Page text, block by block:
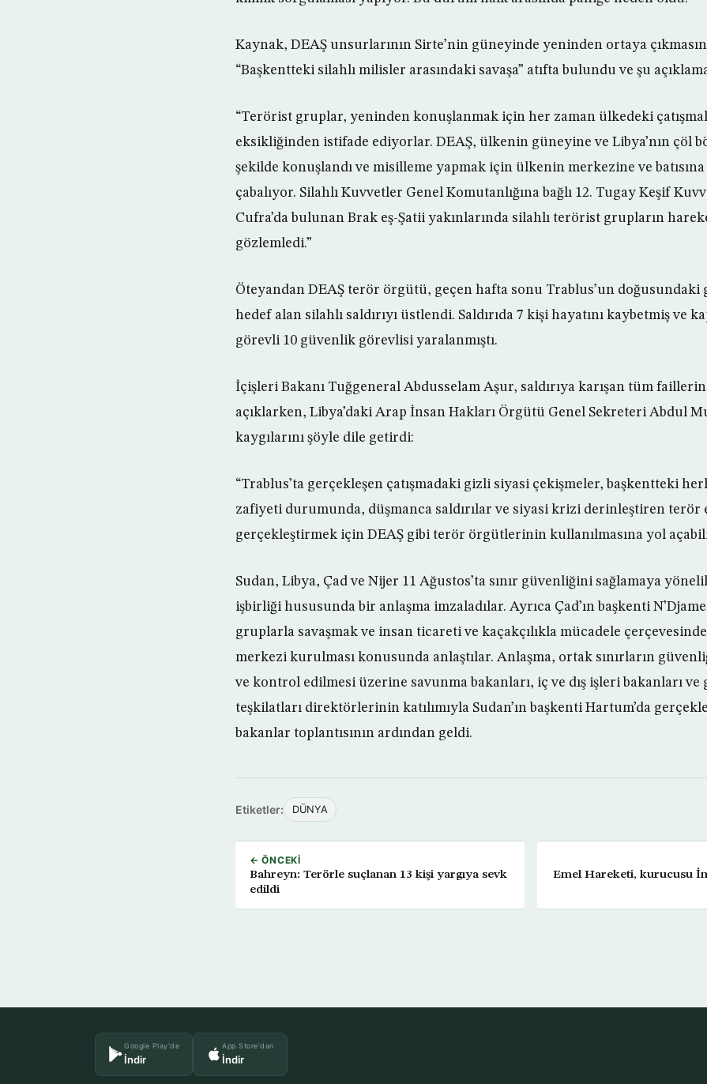
Kaynak, DEAŞ unsurlarının Sirte’nin güneyinde yeninden ortaya
“Başkentteki silahlı milisler arasındaki savaşa” atıfta bulundu ve şu
“Terörist gruplar, yeninden konuşlanmak için her zaman ülkedeki
eksikliğinden istifade ediyorlar. DEAŞ, ülkenin güneyine ve Libya’nın çöl
şekilde konuşlandı ve misilleme yapmak için ülkenin merkezine ve
çabalıyor. Silahlı Kuvvetler Genel Komutanlığına bağlı 12. Tugay Keşif
Cufra’da bulunan Brak eş-Şatii yakınlarında silahlı terörist grupların
gözlemledi.”
Öteyandan DEAŞ terör örgütü, geçen hafta sonu Trablus’un doğusundaki
hedef alan silahlı saldırıyı üstlendi. Saldırıda 7 kişi hayatını kaybetmiş ve
görevli 10 güvenlik görevlisi yaralanmıştı.
İçişleri Bakanı Tuğgeneral Abdusselam Aşur, saldırıya karışan tüm faillerin
açıklarken, Libya’daki Arap İnsan Hakları Örgütü Genel Sekreteri Abdul
kaygılarını şöyle dile getirdi:
“Trablus’ta gerçekleşen çatışmadaki gizli siyasi çekişmeler, başkentteki
zafiyeti durumunda, düşmanca saldırılar ve siyasi krizi derinleştiren terör
gerçekleştirmek için DEAŞ gibi terör örgütlerinin kullanılmasına yol
Sudan, Libya, Çad ve Nijer 11 Ağustos’ta sınır güvenliğini sağlamaya
işbirliği hususunda bir anlaşma imzaladılar. Ayrıca Çad’ın başkenti
gruplarla savaşmak ve insan ticareti ve kaçakçılıkla mücadele
merkezi kurulması konusunda anlaştılar. Anlaşma, ortak sınırların
ve kontrol edilmesi üzerine savunma bakanları, iç ve dış işleri bakanları ve
teşkilatları direktörlerinin katılımıyla Sudan’ın başkenti Hartum’da
bakanlar toplantısının ardından geldi.
Etiketler: DÜNYA
← ÖNCEKI
Bahreyn: Terörle suçlanan 13 kişi yargıya sevk
edildi
Emel Hareketi, kurucusu
Google Play'de
İndir
App Store'dan
İndir